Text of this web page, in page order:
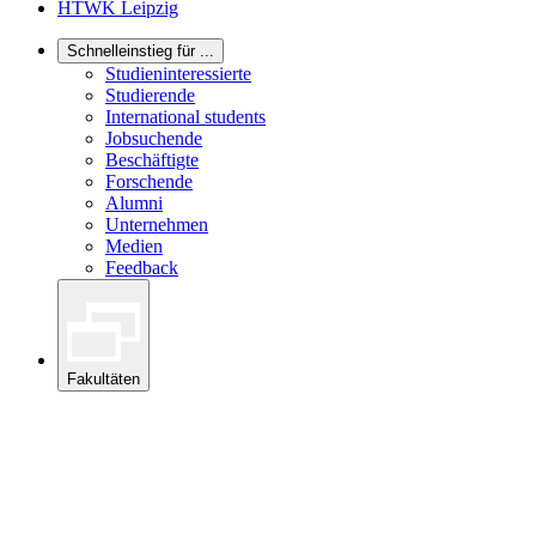
HTWK Leipzig
Schnelleinstieg für ...
Studieninteressierte
Studierende
International students
Jobsuchende
Beschäftigte
Forschende
Alumni
Unternehmen
Medien
Feedback
Fakultäten